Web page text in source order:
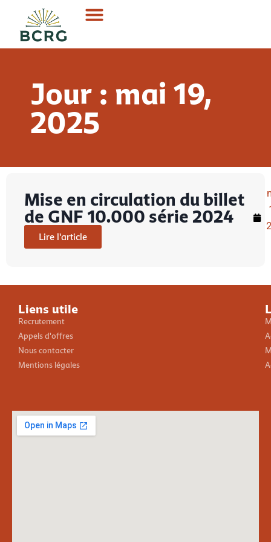
Jour : mai 19,
2025
Mise en circulation du billet
de GNF 10.000 série 2024
Lire l'article
Liens utile
Recrutement
Appels d'offres
Nous contacter
Mentions légales